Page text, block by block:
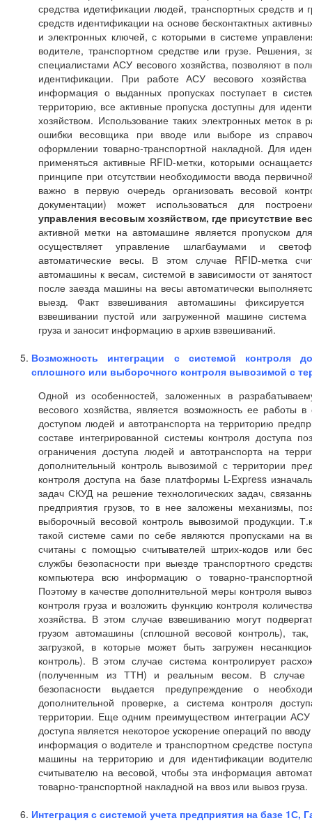
средства идетификации людей, транспортных средств и
средств идентификации на основе бесконтактных
и электронных ключей, с которыми в системе
водителе, транспортном средстве или грузе.
специалистами АСУ весового хозяйства, позволяют в
идентификации. При работе АСУ весового
информация о выданных пропусках поступает в
территорию, все активные пропуска доступны для
хозяйством. Использование таких электронных меток в
ошибки весовщика при вводе или выборе из
оформлении товарно-транспортной накладной. Для
применяться активные RFID-метки, которыми
принципе при отсутствии необходимости ввода
важно в первую очередь организовать весовой
документации) может использоваться для
управления весовым хозяйством, где присутствие
активной метки на автомашине является пропуском
осуществляет управление шлагбаумами и
автоматические весы. В этом случае RFID-метка
автомашины к весам, системой в зависимости от
после заезда машины на весы автоматически
выезд. Факт взвешивания автомашины
взвешивании пустой или загруженной машине система
груза и заносит информацию в архив взвешиваний.
Возможность интеграции с системой контроля
сплошного или выборочного контроля вывозимой с
Одной из особенностей, заложенных в
весового хозяйства, является возможность ее работы
доступом людей и автотранспорта на территорию
составе интегрированной системы контроля доступа
ограничения доступа людей и автотранспорта на
дополнительный контроль вывозимой с территории
контроля доступа на базе платформы L-Express
задач СКУД на решение технологических задач,
предприятия грузов, то в нее заложены механизмы,
выборочный весовой контроль вывозимой продукции.
такой системе сами по себе являются пропусками на
считаны с помощью считывателей штрих-кодов или
службы безопасности при выезде транспортного
компьютера всю информацию о товарно-
Поэтому в качестве дополнительной меры контроля
контроля груза и возложить функцию контроля
хозяйства. В этом случае взвешиванию могут
грузом автомашины (сплошной весовой контроль),
загрузкой, в которые может быть загружен
контроль). В этом случае система контролирует
(полученным из ТТН) и реальным весом. В случае
безопасности выдается предупреждение о
дополнительной проверке, а система контроля
территории. Еще одним преимуществом интеграции АСУ
доступа является некоторое ускорение операций по
информация о водителе и транспортном средстве
машины на территорию и для идентификации
считывателю на весовой, чтобы эта информация
товарно-транспортной накладной на ввоз или вывоз груза.
Интеграция с системой учета предприятия на базе 1С,